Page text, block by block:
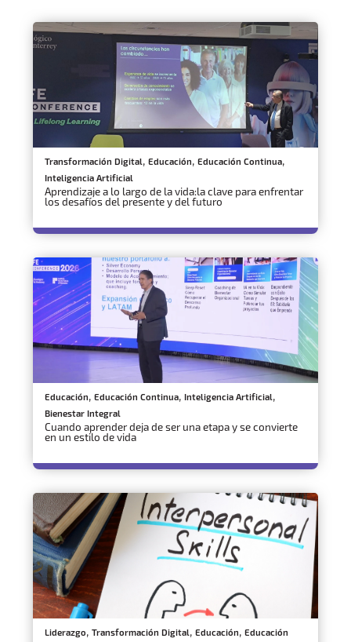
Transformación Digital, Educación, Educación Continua,
Inteligencia Artificial
Aprendizaje a lo largo de la vida:la clave para enfrentar
los desafíos del presente y del futuro
Educación, Educación Continua, Inteligencia Artificial,
Bienestar Integral
Cuando aprender deja de ser una etapa y se convierte
en un estilo de vida
Liderazgo, Transformación Digital, Educación, Educación